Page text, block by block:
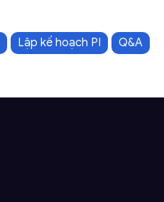
Lập kế hoạch PI
Q&A